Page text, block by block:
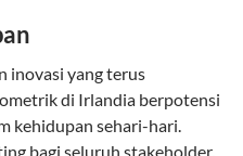
inovasi yang terus
di Irlandia berpotensi
kehidupan sehari-hari.
bagi seluruh stakeholder,